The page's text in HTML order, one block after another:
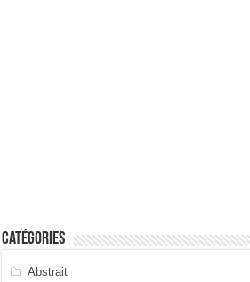
Catégories
Abstrait